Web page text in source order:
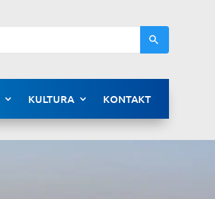
KULTURA KONTAKT